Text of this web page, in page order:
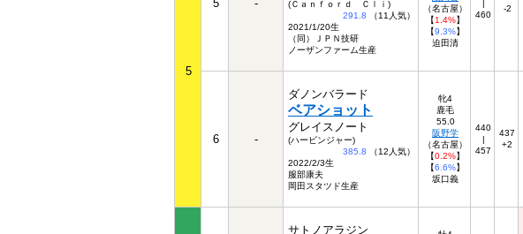
5
5 -
(Ｃａｎｆｏｒｄ Ｃｌｉ)
291.8 （11人気）
2021/1/20生
（同）ＪＰＮ技研
ノーザンファーム生産
（名古屋）
【1.4%】
【9.3%】
迫田清
|
460
-2
6 -
ダノンバラード
ベアショット
グレイスノート
(ハービンジャー)
385.8 （12人気）
2022/2/3生
服部康夫
岡田スタツド生産
牝4
鹿毛
55.0
阪野学
（名古屋）
【0.2%】
【6.6%】
坂口義
440
|
457
437
+2
サトノアラジン